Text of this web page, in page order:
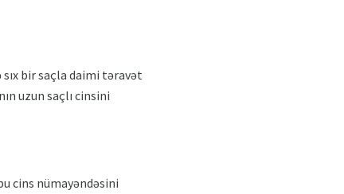
bir saçla daimi təravət
uzun saçlı cinsini
cins nümayəndəsini